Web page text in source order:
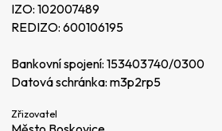
IZO: 102007489
REDIZO: 600106195
Bankovní spojení: 153403740/0300
Datová schránka: m3p2rp5
Zřizovatel